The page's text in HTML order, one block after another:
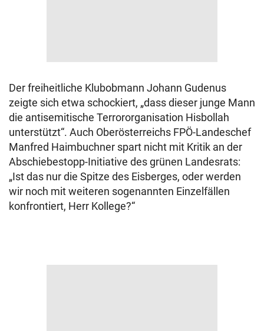
Der freiheitliche Klubobmann Johann Gudenus
zeigte sich etwa schockiert, „dass dieser junge Mann
die antisemitische Terrororganisation Hisbollah
unterstützt“. Auch Oberösterreichs FPÖ-Landeschef
Manfred Haimbuchner spart nicht mit Kritik an der
Abschiebestopp-Initiative des grünen Landesrats:
„Ist das nur die Spitze des Eisberges, oder werden
wir noch mit weiteren sogenannten Einzelfällen
konfrontiert, Herr Kollege?“